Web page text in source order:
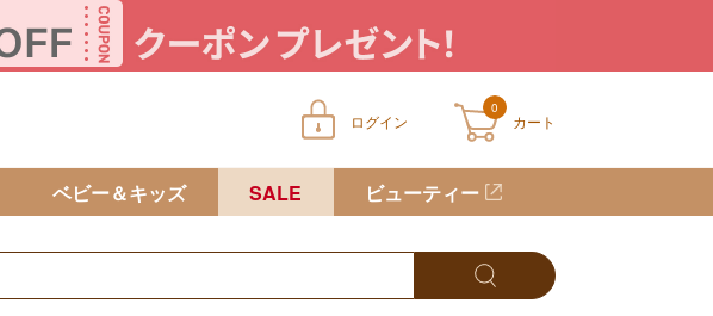
ログイン
0
カート
カートに商品が入っていません
ベビー＆キッズ SALE ビューティー